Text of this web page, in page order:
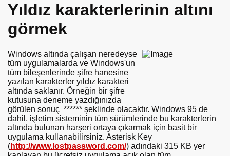
Yıldız karakterlerinin altını
görmek
Windows altında çalışan neredeyse
tüm uygulamalarda ve Windows'un
tüm bileşenlerinde şifre hanesine
yazılan karakterler yıldız karakteri
altında saklanır. Örneğin bir şifre
kutusuna deneme yazdığınızda
görülen sonuç ****** şeklinde olacaktır. Windows 95 de
dahil, işletim sisteminin tüm sürümlerinde bu karakterlerin
altında bulunan harşeri ortaya çıkarmak için basit bir
uygulama kullanabilirsiniz. Asterisk Key
(http://www.lostpassword.com/) adındaki 315 KB yer